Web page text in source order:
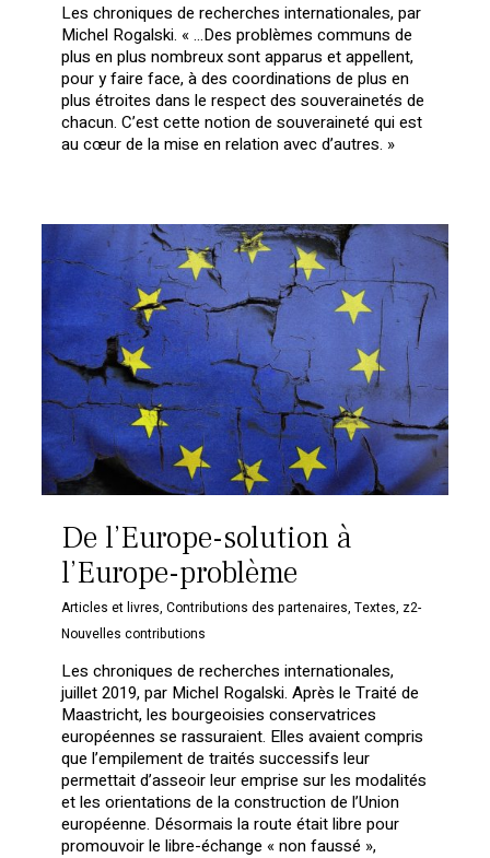
Votre panier est vide.
Retourner à la
librairie
Les chroniques de recherches internationales, par
Michel Rogalski. « …Des problèmes communs de
plus en plus nombreux sont apparus et appellent,
pour y faire face, à des coordinations de plus en
plus étroites dans le respect des souverainetés de
chacun. C’est cette notion de souveraineté qui est
au cœur de la mise en relation avec d’autres. »
De l’Europe-solution à
l’Europe-problème
Articles et livres,Contributions des partenaires,Textes, z2-
Nouvelles contributions
Les chroniques de recherches internationales,
juillet 2019, par Michel Rogalski. Après le Traité de
Maastricht, les bourgeoisies conservatrices
européennes se rassuraient. Elles avaient compris
que l’empilement de traités successifs leur
permettait d’asseoir leur emprise sur les modalités
et les orientations de la construction de l’Union
européenne. Désormais la route était libre pour
promouvoir le libre-échange « non faussé »,